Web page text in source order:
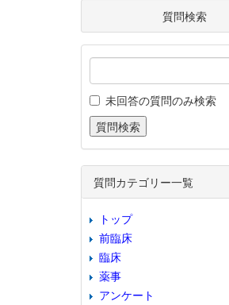
質問検索
未回答の質問のみ検索
質問カテゴリー一覧
トップ
前臨床
臨床
薬事
アンケート